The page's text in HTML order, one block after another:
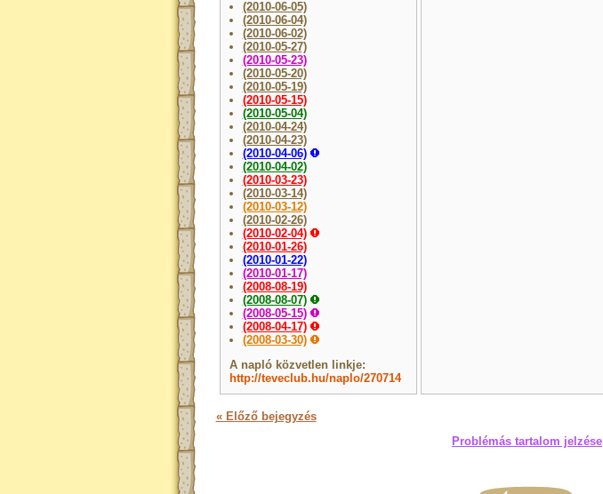
(2010-06-05)
(2010-06-04)
(2010-06-02)
(2010-05-27)
(2010-05-23)
(2010-05-20)
(2010-05-19)
(2010-05-15)
(2010-05-04)
(2010-04-24)
(2010-04-23)
(2010-04-06)
(2010-04-02)
(2010-03-23)
(2010-03-14)
(2010-03-12)
(2010-02-26)
(2010-02-04)
(2010-01-26)
(2010-01-22)
(2010-01-17)
(2008-08-19)
(2008-08-07)
(2008-05-15)
(2008-04-17)
(2008-03-30)
A napló közvetlen linkje:
http://teveclub.hu/naplo/270714
« Előző bejegyzés
Problémás tartalom jelzése